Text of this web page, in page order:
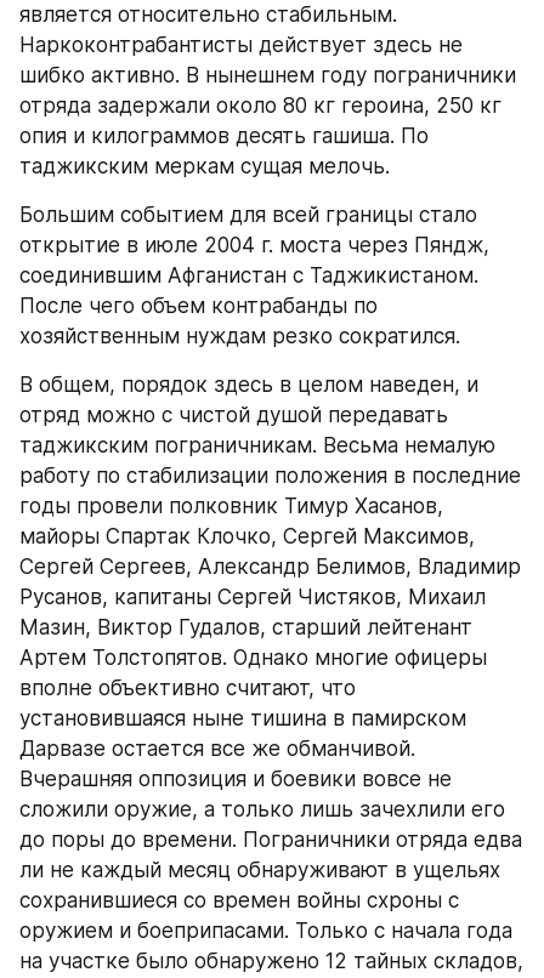
является относительно стабильным.
Наркоконтрабантисты действует здесь не
шибко активно. В нынешнем году пограничники
отряда задержали около 80 кг героина, 250 кг
опия и килограммов десять гашиша. По
таджикским меркам сущая мелочь.
Большим событием для всей границы стало
открытие в июле 2004 г. моста через Пяндж,
соединившим Афганистан с Таджикистаном.
После чего объем контрабанды по
хозяйственным нуждам резко сократился.
В общем, порядок здесь в целом наведен, и
отряд можно с чистой душой передавать
таджикским пограничникам. Весьма немалую
работу по стабилизации положения в последние
годы провели полковник Тимур Хасанов,
майоры Спартак Клочко, Сергей Максимов,
Сергей Сергеев, Александр Белимов, Владимир
Русанов, капитаны Сергей Чистяков, Михаил
Мазин, Виктор Гудалов, старший лейтенант
Артем Толстопятов. Однако многие офицеры
вполне объективно считают, что
установившаяся ныне тишина в памирском
Дарвазе остается все же обманчивой.
Вчерашняя оппозиция и боевики вовсе не
сложили оружие, а только лишь зачехлили его
до поры до времени. Пограничники отряда едва
ли не каждый месяц обнаруживают в ущельях
сохранившиеся со времен войны схроны с
оружием и боеприпасами. Только с начала года
на участке было обнаружено 12 тайных складов,